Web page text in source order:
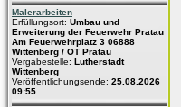
Malerarbeiten
Erfüllungsort: Umbau und
Erweiterung der Feuerwehr Pratau
Am Feuerwehrplatz 3 06888
Wittenberg / OT Pratau
Vergabestelle: Lutherstadt
Wittenberg
Veröffentlichungsende: 25.08.2026
09:55